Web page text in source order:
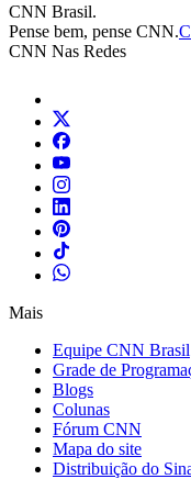
CNN Brasil.
Pense bem, pense CNN.
CNN Nas Redes
Mais
Equipe CNN Brasil
Grade de
Blogs
Colunas
Fórum CNN
Mapa do site
Distribuição do